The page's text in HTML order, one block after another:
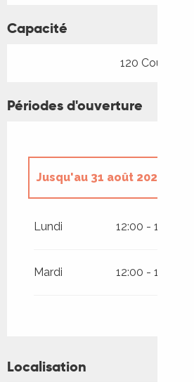
Capacité
120 Couvert(s)
Périodes d'ouverture
Jusqu'au 31 août 2026
Lundi 12:00 - 14:30
Mardi 12:00 - 14:30
Localisation